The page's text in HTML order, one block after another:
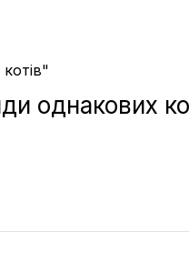
однакових